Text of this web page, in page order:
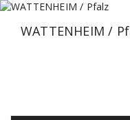
Zum
springenWATTENHEIM /